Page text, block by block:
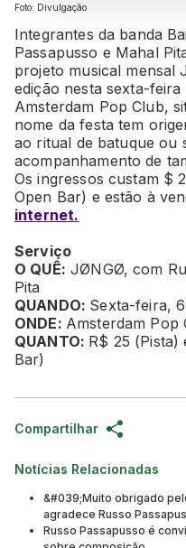
Foto: Divulgação
Integrantes da banda
Passapusso e Mahal
projeto musical mensal
edição nesta sexta-
Amsterdam Pop Club,
nome da festa tem
ao ritual de batuque ou
acompanhamento de
Os ingressos custam $
Open Bar) e estão à
internet.
Serviço
O QUÊ: JØNGØ, com
Pita
QUANDO: Sexta-feira,
ONDE: Amsterdam Pop
QUANTO: R$ 25 (Pista)
Bar)
Compartilhar
Notícias Relacionadas
&#039;Muito obrigado
agradece Russo
Russo Passapusso é